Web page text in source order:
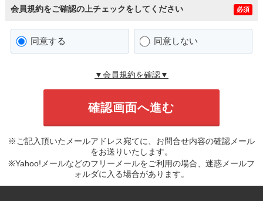
会員規約をご確認の上チェックをしてください 必須
同意する 同意しない
▼会員規約を確認▼
※ご記入頂いたメールアドレス宛てに、お問合せ内容の確認メール
をお送りいたします。
※Yahoo!メールなどのフリーメールをご利用の場合、迷惑メールフ
ォルダに入る場合があります。